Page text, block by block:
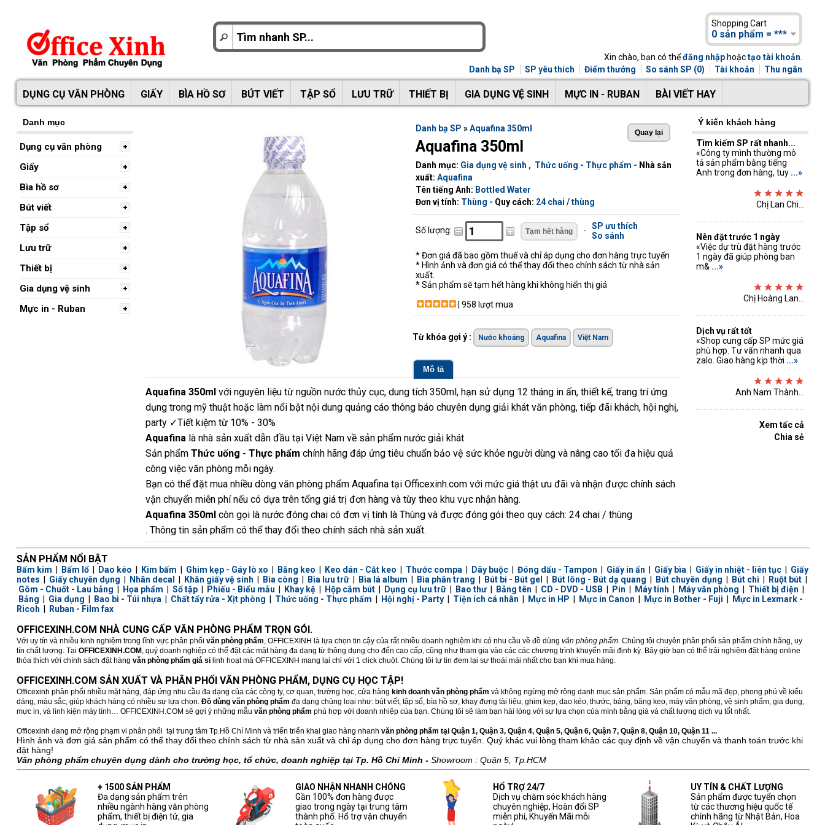
Shopping Cart
0 sản phẩm = ***
Xin chào, bạn có thểđăng nhập hoặctạo tài khoản
Danh bạ SP
SP yêu thích Điểm thưởng So sánh SP (0) Tài khoản Thu ngân
DỤNG CỤ VĂN PHÒNG GIẤY BÌA HỒ SƠ BÚT VIẾT TẬP SỔ LƯU TRỮ THIẾT BỊ GIA DỤNG VỆ SINH MỰC IN - RUBAN BÀI VIẾT HAY
Danh mục
Dụng cụ văn phòng
Giấy
Bìa hồ sơ
Bút viết
Tập sổ
Lưu trữ
Thiết bị
Gia dụng vệ sinh
Mực in - Ruban
Ý kiến khách hàng
Tìm kiếm SP rất nhanh...
«Công ty mình thường mô
tả sản phẩm bằng tiếng
Anh trong đơn hàng, tuy ...»
Chị Lan Chi...
Nên đặt trước 1 ngày
«Việc dự trù đặt hàng trước
1 ngày đã giúp phòng ban
m& ...»
Chị Hoàng Lan...
Dịch vụ rất tốt
«Shop cung cấp SP mức giá
phù hợp. Tư vấn nhanh qua
zalo. Giao hàng kịp thời ...»
Anh Nam Thành...
Xem tấc cả
Chia sẻ
Danh bạ SP »Aquafina 350ml
Aquafina 350ml
Danh mục: Gia dụng vệ sinh , Thức uống - Thực phẩm - Nhà sản
xuất: Aquafina
Tên tiếng Anh: Bottled Water
Đơn vị tính: Thùng - Quy cách: 24 chai / thùng
Số lượng: - SP ưu thích
So sánh
* Đơn giá đã bao gồm thuế và chỉ áp dụng cho đơn hàng trực tuyến
* Hình ảnh và đơn giá có thể thay đổi theo chính sách từ nhà sản
xuất.
* Sản phẩm sẽ tạm hết hàng khi không hiển thị giá
| 958 lượt mua
Từ khóa gợi ý : Nước khoáng Aquafina Việt Nam
Mô tả
Aquafina 350mlvới nguyên liệu từ nguồn nước thủy cục, dung tích 350ml, hạn sử dụng 12 tháng in ấn, thiết kế, trang trí ứng
dụng trong mỹ thuật hoặc làm nổi bật nội dung quảng cáo thông báo chuyên dụng giải khát văn phòng, tiếp đãi khách, hội nghị,
party ✓Tiết kiệm từ 10% - 30%
Aquafinalà nhà sản xuất dẫn đầu tại Việt Nam về sản phẩm nước giải khát
Sản phẩm Thức uống - Thực phẩm chính hãng đáp ứng tiêu chuẩn bảo vệ sức khỏe người dùng và nâng cao tối đa hiệu quả
công việc văn phòng mỗi ngày.
Bạn có thể đặt mua nhiều dòng văn phòng phẩm Aquafina tại Officexinh.com với mức giá thật ưu đãi và nhận được chính sách
vận chuyển miễn phí nếu có dựa trên tổng giá trị đơn hàng và tùy theo khu vực nhận hàng.
Aquafina 350mlcòn gọi là nước đóng chai có đơn vị tính là Thùng và được đóng gói theo quy cách: 24 chai / thùng
. Thông tin sản phẩm có thể thay đổi theo chính sách nhà sản xuất.
SẢN PHẨM NỔI BẬT
Bấm kim Bấm lổ| Dao kéo Kim bấm Ghim kẹp - Gáy lò xo Băng keo Keo dán - Cắt keo Thước compa Dây buộc| Đóng dấu - Tampon Giấy in ấn Giấy bìa Giấy in nhiệt - liên tục| Giấy
notes
Giấy chuyên dụng Nhãn decal Khăn giấy vệ sinh Bìa còng Bìa lưu trữ| Bìa lá album Bìa phân trang Bút bi - Bút gel Bút lông - Bút dạ quang Bút chuyên dụng Bút chì Ruột bút|
Gôm - Chuốt - Lau bảng
Họa phẩm Sổ tập| Phiếu - Biểu mẫu Khay kệ| Hộp cắm bút| Dụng cụ lưu trữ| Bao thư| Bảng tên CD - DVD - USB Pin Máy tính Máy văn phòng Thiết bị điện
Bảng
Gia dụng Bao bì - Túi nhựa Chất tẩy rửa - Xịt phòng Thức uống - Thực phẩm Hội nghị - Party| Tiện ích cá nhân Mực in HP Mực in Canon Mực in Bother - Fuji
Mực in Lexmark -
Ricoh
Ruban - Film fax
OFFICEXINH.COM NHÀ CUNG CẤP VĂN PHÒNG PHẨM TRỌN GÓI.
Với uy tín và nhiều kinh nghiệm trong lĩnh vực phân phối văn phòng phẩm, OFFICEXINH là lựa chọn tin cậy của rất nhiều doanh nghiệm khi có nhu cầu về đồ dùng văn phòng phẩm. Chúng tôi chuyên phân phối sản phẩm chính hãng, uy
tín chất lượng. Tại OFFICEXINH.COM , quý doanh nghiệp có thể đặt các mặt hàng đa dạng từ thông dụng cho đến cao cấp, cũng như tham gia vào các các chương trình khuyến mãi định kỳ. Bây giờ bạn có thể trải nghiệm đặt hàng online
thỏa thích với chính sách đặt hàng văn phòng phẩm giá sỉlinh hoạt mà OFFICEXINH mang lại chỉ với 1 click chuột. Chúng tôi tự tin đem lại sự thoải mái nhất cho bạn khi mua hàng.
OFFICEXINH.COM SẢN XUẤT VÀ PHÂN PHỐI VĂN PHÒNG PHẨM, DỤNG CỤ HỌC TẬP!
Officexinh phân phối nhiều mặt hàng, đáp ứng nhu cầu đa dạng của các công ty, cơ quan, trường học, cửa hàng kinh doanh văn phòng phẩm và không ngừng mở rộng danh mục sản phẩm. Sản phẩm có mẫu mã đẹp, phong phú về kiểu
dáng, màu sắc, giúp khách hàng có nhiều sự lựa chọn. Đồ dùng văn phòng phẩm đa dạng chủng loại như: bút viết, tập sổ, bìa hồ sơ, khay đựng tài liệu, ghim kẹp, dao kéo, thước, bảng, băng keo, máy văn phòng, vệ sinh phẩm, gia dụng,
mực in, và linh kiện máy tính… OFFICEXINH.COM sẽ gợi ý những mẫu văn phòng phẩm phù hợp với doanh nhiệp của bạn. Chúng tôi sẽ làm bạn hài lòng với sự lựa chọn của mình bằng giá và chất lượng dịch vụ tốt nhất.
Officexinh đang mở rộng phạm vi phân phối tại trung tâm Tp.Hồ Chí Minh và triển triển khai giao hàng nhanh văn phòng phẩm tại Quận 1, Quận 3, Quận 4, Quận 5, Quận 6, Quận 7, Quận 8, Quận 10, Quận 11 ...
Hình ảnh và đơn giá sản phẩm có thể thay đổi theo chính sách từ nhà sản xuất và chỉ áp dụng cho đơn hàng trực tuyến. Quý khác vui lòng tham khảo các quy định về vận chuyển và thanh toán trước khi
đặt hàng!
Văn phòng phẩm chuyên dụng dành cho trường học, tổ chức, doanh nghiệp tại Tp. Hồ Chí Minh - Showroom : Quận 5, Tp.HCM
+ 1500 SẢN PHẨM
Đa dạng sản phẩm trên
nhiều ngành hàng văn phòng
phẩm, thiết bị điện tử, gia
GIAO NHẬN NHANH CHÓNG
Gần 100% đơn hàng được
giao trong ngày tại trung tâm
thành phố. Hổ trợ vận chuyển
HỔ TRỢ 24/7
Dịch vụ chăm sóc khách hàng
chuyên nghiệp, Hoàn đổi SP
miễn phí, Khuyến Mãi mỗi
UY TÍN & CHẤT LƯỢNG
Sản phẩm được tuyển chọn
từ các thương hiệu quốc tế
chính hãng từ Nhật Bản, Hoa